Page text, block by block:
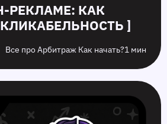
РЕКЛАМЕ: КАК
]
Все про Арбитраж Как начать?1 мин